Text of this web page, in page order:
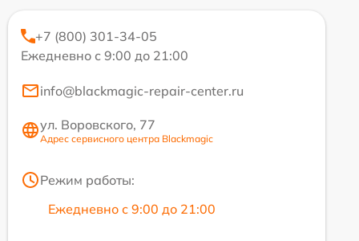
+7 (800) 301-34-05
Ежедневно с 9:00 до 21:00
info@blackmagic-repair-center.ru
ул. Воровского, 77
Адрес сервисного центра Blackmagic
Режим работы:
Ежедневно с 9:00 до 21:00